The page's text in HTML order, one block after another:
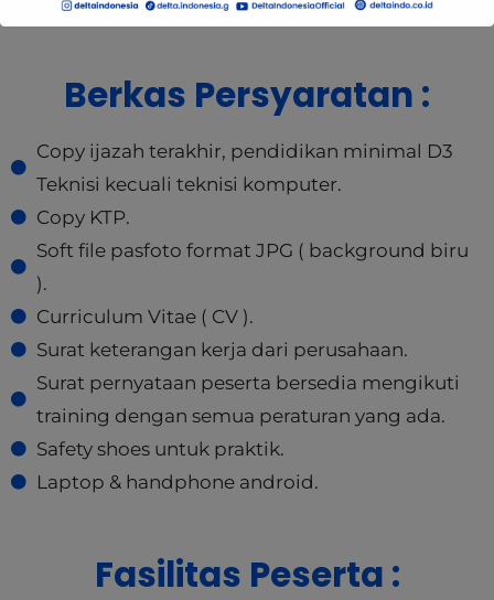
Berkas Persyaratan :
Copy ijazah terakhir, pendidikan minimal D3
Teknisi kecuali teknisi komputer.
Copy KTP.
Soft file pasfoto format JPG ( background biru
).
Curriculum Vitae ( CV ).
Surat keterangan kerja dari perusahaan.
Surat pernyataan peserta bersedia mengikuti
training dengan semua peraturan yang ada.
Safety shoes untuk praktik.
Laptop & handphone android.
Fasilitas Peserta :